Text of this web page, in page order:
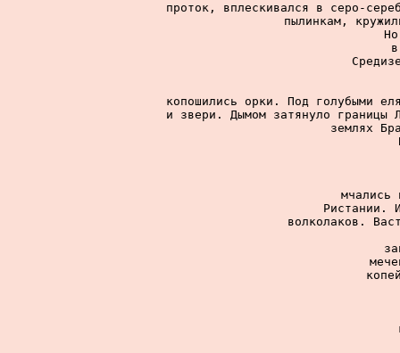
проток, вплескивался в серо-
пылинкам,
копошились орки. Под голубыми
и звери. Дымом затянуло границы
землях
мчались
Ристании.
волколаков.